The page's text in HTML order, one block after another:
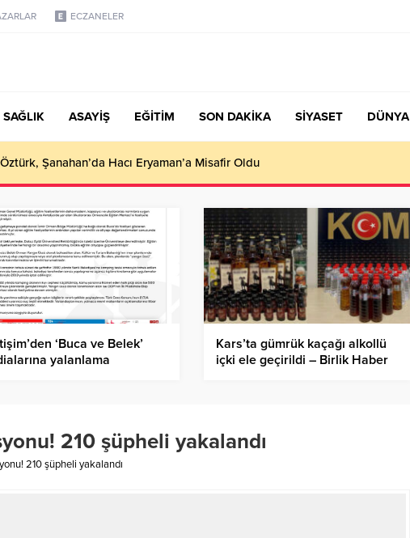
ECZANELER
SAĞLIK ASAYİŞ EĞİTİM SON DAKİKA SİYASET DÜNYA
Şanahan’da Hacı Eryaman’a Misafir Oldu
‘Buca ve Belek’
yalanlama
Kars’ta gümrük kaçağı alkollü
içki ele geçirildi – Birlik Haber
210 şüpheli yakalandı
210 şüpheli yakalandı